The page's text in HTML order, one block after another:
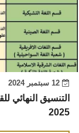
2025